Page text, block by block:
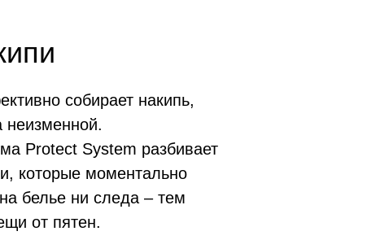
собирает накипь,
неизменной.
Protect System разбивает
которые моментально
белье ни следа – тем
от пятен.